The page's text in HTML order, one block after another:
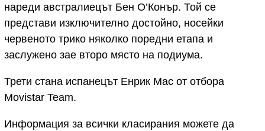
нареди австралиецът Бен О’Конър. Той се
представи изключително достойно, носейки
червеното трико няколко поредни етапа и
заслужено зае второ място на подиума.
Трети стана испанецът Енрик Мас от отбора
Movistar Team.
Информация за всички класирания можете да